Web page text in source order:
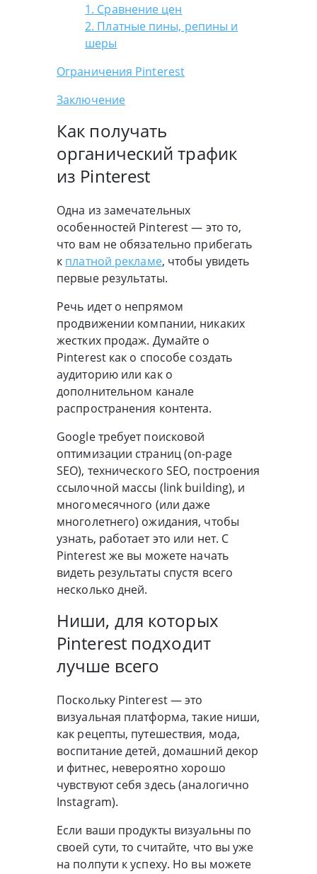
1. Сравнение цен
2. Платные пины, репины и
шеры
Ограничения Pinterest
Заключение
Как получать
органический трафик
из Pinterest
Одна из замечательных
особенностей Pinterest — это то,
что вам не обязательно прибегать
к платной рекламе, чтобы увидеть
первые результаты.
Речь идет о непрямом
продвижении компании, никаких
жестких продаж. Думайте о
Pinterest как о способе создать
аудиторию или как о
дополнительном канале
распространения контента.
Google требует поисковой
оптимизации страниц (on-page
SEO), технического SEO, построения
ссылочной массы (link building), и
многомесячного (или даже
многолетнего) ожидания, чтобы
узнать, работает это или нет. С
Pinterest же вы можете начать
видеть результаты спустя всего
несколько дней.
Ниши, для которых
Pinterest подходит
лучше всего
Поскольку Pinterest — это
визуальная платформа, такие ниши,
как рецепты, путешествия, мода,
воспитание детей, домашний декор
и фитнес, невероятно хорошо
чувствуют себя здесь (аналогично
Instagram).
Если ваши продукты визуальны по
своей сути, то считайте, что вы уже
на полпути к успеху. Но вы можете